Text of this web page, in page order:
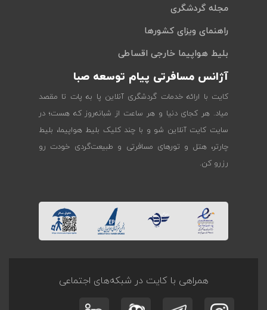
مجله گردشگری
راهنمای ویزای کشورها
بلیط هواپیما خارجی اقساطی
آژانس مسافرتی پیام توسعه صبا
کایت با ارائه خدمات گردشگری آنلاین پا به پات تا مقصد
میاد. هر کجای دنیا و هر ساعت از شبانه‌روز که هست؛ در
سایت کایت آنلاین شو و با چند کلیک بلیط هواپیما، بلیط
چارتر، هتل و تورهای مسافرتی و طبیعت‌گردی خودت رو
رزرو کن.
همراهی با کایت در شبکه‌های اجتماعی